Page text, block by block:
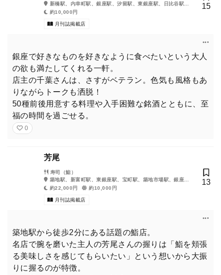
新橋駅、内幸町駅、銀座駅、汐留駅、東銀座駅、日比谷駅、
築地市場駅
約10,000円
月刊誌掲載店
15
銀座で好きなものを好きなように食べたいという大人
の欲も満たしてくれる一軒。
店主の千葉さんは、さすがベテラン。色気も風格もあ
りながらトークも洒脱！
50種前後用意する料理や入手困難な銘酒とともに、至
福の時間を過ごせる。
0
芳尾
寿司（鮨）
築地駅、新富町駅、東銀座駅、宝町駅、築地市場駅、銀座一
丁目駅、八丁堀駅
約22,000円 約10,000円
月刊誌掲載店
13
築地駅から徒歩2分にある話題の鮨店。
名店で腕を磨いた主人の芳尾さんの握りは「鮨を頬張
る美味しさを感じてもらいたい」という想いから大振
りに握るのが特徴。